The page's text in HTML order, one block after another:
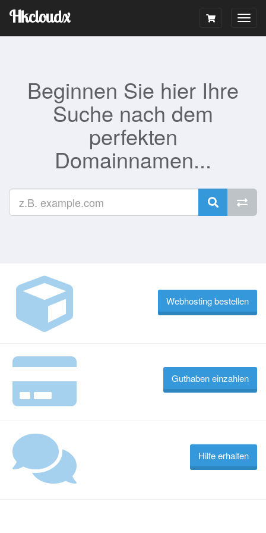
Hkcloudx
Beginnen Sie hier Ihre
Suche nach dem
perfekten
Domainnamen...
Webhosting bestellen
Guthaben einzahlen
Hilfe erhalten